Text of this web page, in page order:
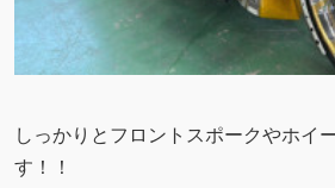
しっかりとフロントスポークやホイ
す！！